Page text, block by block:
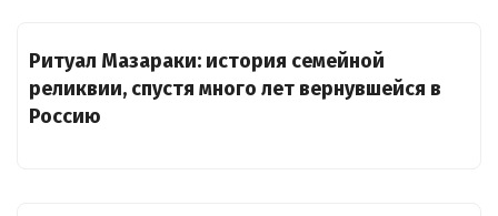
Ритуал Мазараки: история семейной
реликвии, спустя много лет вернувшейся в
Россию